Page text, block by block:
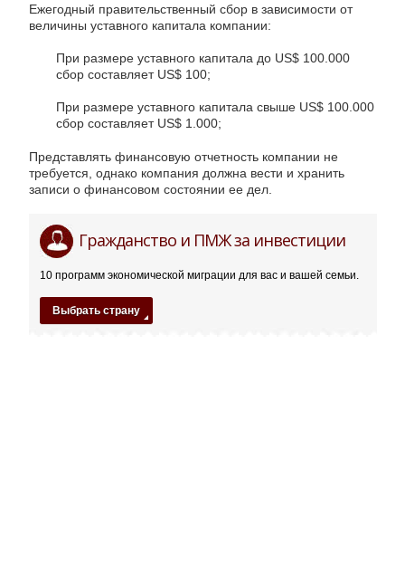
Ежегодный правительственный сбор в зависимости от
величины уставного капитала компании:
При размере уставного капитала до US$ 100.000
сбор составляет US$ 100;
При размере уставного капитала свыше US$ 100.000
сбор составляет US$ 1.000;
Представлять финансовую отчетность компании не
требуется, однако компания должна вести и хранить
записи о финансовом состоянии ее дел.
22ce*comСейшельские
островаГражданство и ПМЖ за инвестиции
10 программ экономической миграции для вас и вашей семьи.
Выбрать страну